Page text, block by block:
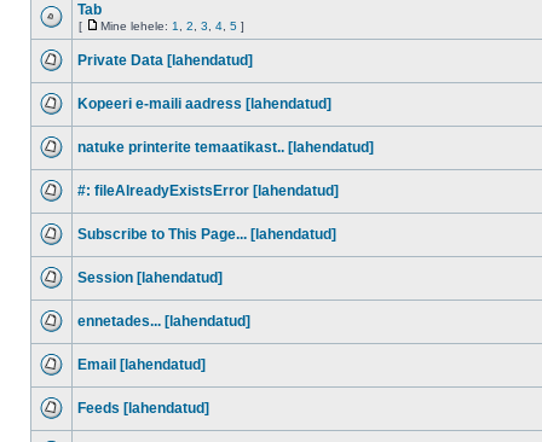
Tab
[ Mine lehele: 1 2 3 4 5 ]
Private Data [lahendatud]
Kopeeri e-maili aadress [lahendatud]
natuke printerite temaatikast.. [lahendatud]
#: fileAlreadyExistsError [lahendatud]
Subscribe to This Page... [lahendatud]
Session [lahendatud]
ennetades... [lahendatud]
Email [lahendatud]
Feeds [lahendatud]